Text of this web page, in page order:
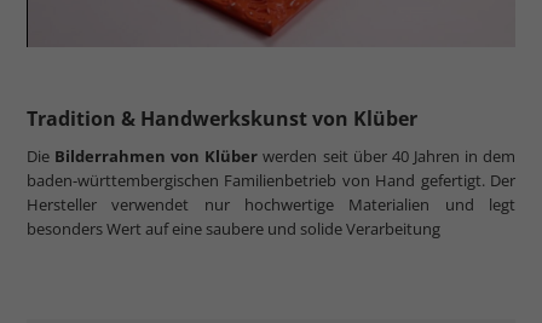
Tradition & Handwerkskunst von Klüber
Die Bilderrahmen von Klüber werden seit über 40 Jahren in dem
baden-württembergischen Familienbetrieb von Hand gefertigt. Der
Hersteller verwendet nur hochwertige Materialien und legt
besonders Wert auf eine saubere und solide Verarbeitung